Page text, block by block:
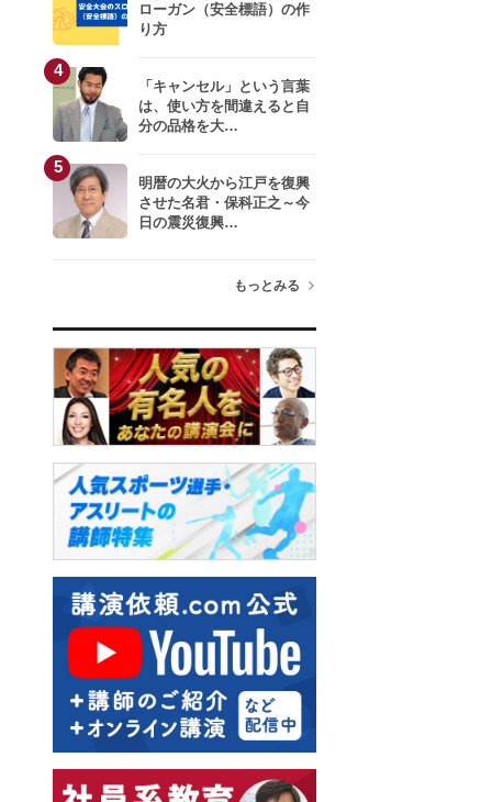
生井利幸
小杉俊哉
青柳教恵
只松 崇
梶原しげる
秋田稲美
板垣英憲
横田雅俊
大谷由里子
西川りゅうじん
和田裕美
ローガン（安全標語）の作
り方
4
「キャンセル」という言葉
は、使い方を間違えると自
分の品格を大…
5
明暦の大火から江戸を復興
させた名君・保科正之～今
日の震災復興…
もっとみる